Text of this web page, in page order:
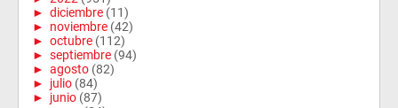
► diciembre (11)
► noviembre (42)
► octubre (112)
► septiembre (94)
► agosto (82)
► julio (84)
► junio (87)